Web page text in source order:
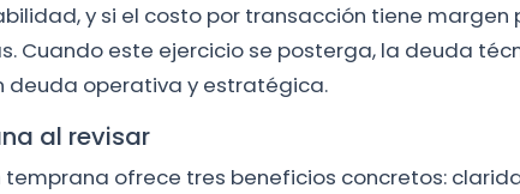
y si el costo por transacción tiene margen
Cuando este ejercicio se posterga, la deuda
deuda operativa y estratégica.
al revisar
temprana ofrece tres beneficios concretos: